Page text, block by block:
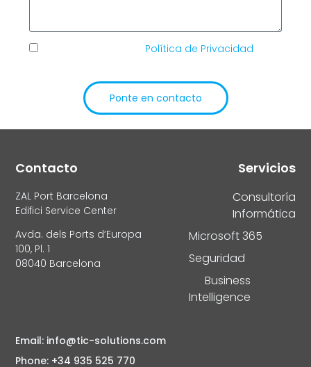
Política de Privacidad
Ponte en contacto
Email: info@tic-solutions.com
Phone: +34 935 525 770
Servicios
Consultoría
Informática
Microsoft 365
Seguridad
Business
Intelligence
Contacto
ZAL Port Barcelona
Edifici Service Center
Avda. dels Ports d’Europa
100, Pl. 1
08040 Barcelona